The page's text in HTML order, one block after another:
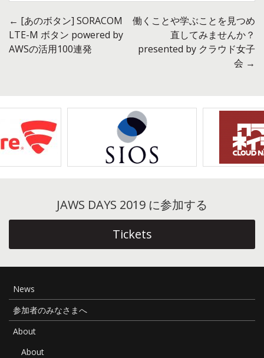
投
稿
ゲ
ー
シ
← [あのボタン] SORACOM
LTE-M ボタン powered by
AWSの活用100連発
働くことや学ぶことを見つめ
直してみませんか？
presented by クラウド女子
会 →
JAWS DAYS 2019 に参加する
Tickets
News
参加者のみなさまへ
About
About